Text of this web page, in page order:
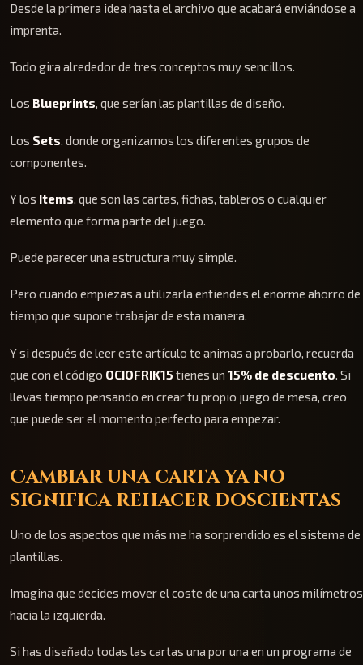
Desde la primera idea hasta el archivo que acabará enviándose a
imprenta.
Todo gira alrededor de tres conceptos muy sencillos.
Los Blueprints, que serían las plantillas de diseño.
Los Sets, donde organizamos los diferentes grupos de
componentes.
Y los Items, que son las cartas, fichas, tableros o cualquier
elemento que forma parte del juego.
Puede parecer una estructura muy simple.
Pero cuando empiezas a utilizarla entiendes el enorme ahorro de
tiempo que supone trabajar de esta manera.
Y si después de leer este artículo te animas a probarlo, recuerda
que con el código OCIOFRIK15 tienes un 15% de descuento. Si
llevas tiempo pensando en crear tu propio juego de mesa, creo
que puede ser el momento perfecto para empezar.
Cambiar una carta ya no
significa rehacer doscientas
Uno de los aspectos que más me ha sorprendido es el sistema de
plantillas.
Imagina que decides mover el coste de una carta unos milímetros
hacia la izquierda.
Si has diseñado todas las cartas una por una en un programa de